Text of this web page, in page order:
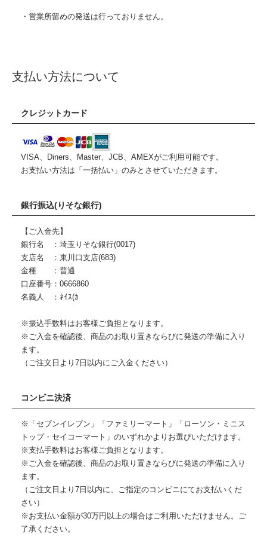
・営業所留めの発送は行っておりません。
支払い方法について
クレジットカード
VISA、Diners、Master、JCB、AMEXがご利用可能です。
お支払い方法は「一括払い」のみとさせていただきます。
銀行振込(りそな銀行)
【ご入金先】
銀行名 ：埼玉りそな銀行(0017)
支店名 ：東川口支店(683)
金種 ：普通
口座番号：0666860
名義人 ：ﾈｲｽ(ｶ
※振込手数料はお客様ご負担となります。
※ご入金を確認後、商品のお取り置きならびに発送の準備に入り
ます。
（ご注文日より7日以内にご入金ください）
コンビニ決済
※「セブンイレブン」「ファミリーマート」「ローソン・ミニス
トップ・セイコーマート」のいずれかよりお選びいただけます。
※支払手数料はお客様ご負担となります。
※ご入金を確認後、商品のお取り置きならびに発送の準備に入り
ます。
（ご注文日より7日以内に、ご指定のコンビニにてお支払いくだ
さい）
※お支払い金額が30万円以上の場合はご利用いただけません。ご
了承ください。